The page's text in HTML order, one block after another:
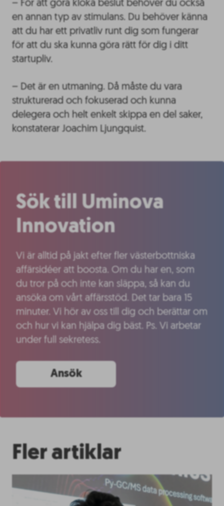
– För att göra kloka beslut behöver du också
en annan typ av stimulans. Du behöver känna
att du har ett privatliv runt dig som fungerar
för att du ska kunna göra rätt för dig i ditt
startupliv.
– Det är en utmaning. Då måste du vara
strukturerad och fokuserad och kunna
delegera och helt enkelt skippa en del saker,
konstaterar Joachim Ljungquist.
Sök till Uminova
Innovation
Vi är alltid på jakt efter fler västerbottniska
affärsidéer att boosta. Om du har en, som
du tror på och inte kan släppa, så kan du
ansöka om vårt affärsstöd. Det tar bara 15
minuter. Vi hör av oss till dig och berättar om
och hur vi kan hjälpa dig bäst. Ps. Vi arbetar
under full sekretess.
Ansök
Fler artiklar